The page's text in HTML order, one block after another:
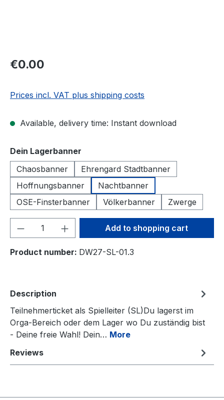
€0.00
Prices incl. VAT plus shipping costs
Available, delivery time: Instant download
Select
Dein Lagerbanner
Chaosbanner
Ehrengard Stadtbanner
Hoffnungsbanner
Nachtbanner
OSE-Finsterbanner
Völkerbanner Zwerge
Product Quantity: Enter the desired
Add to shopping cart
Product number: DW27-SL-01.3
Description
Teilnehmerticket als Spielleiter (SL)Du lagerst im
Orga-Bereich oder dem Lager wo Du zuständig bist
- Deine freie Wahl! Dein… More
Reviews